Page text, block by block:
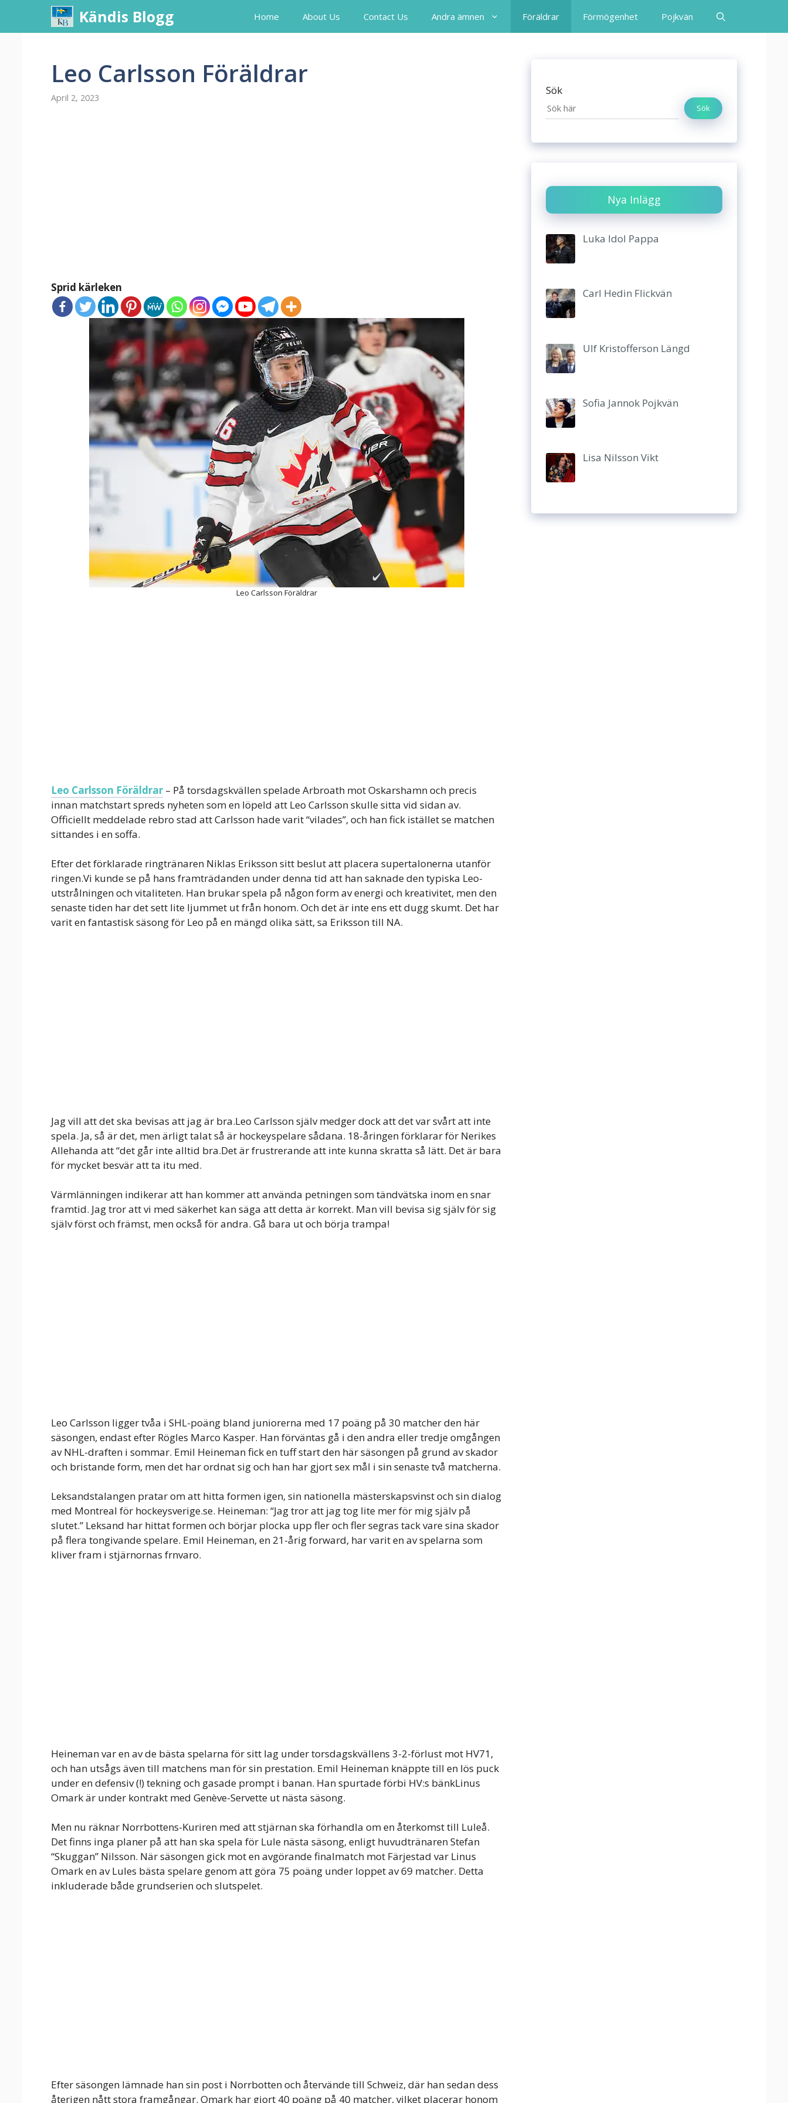
content
Kändis Blogg Home About Us Contact Us Andra ämnen Föräldrar Förmögenhet Pojkvän
Leo Carlsson Föräldrar
April 2, 2023
Sprid kärleken
Leo Carlsson Föräldrar
Leo Carlsson Föräldrar – På torsdagskvällen spelade Arbroath mot Oskarshamn och precis
innan matchstart spreds nyheten som en löpeld att Leo Carlsson skulle sitta vid sidan av.
Officiellt meddelade rebro stad att Carlsson hade varit “vilades”, och han fick istället se matchen
sittandes i en soffa.
Efter det förklarade ringtränaren Niklas Eriksson sitt beslut att placera supertalonerna utanför
ringen.Vi kunde se på hans framträdanden under denna tid att han saknade den typiska Leo-
utstrålningen och vitaliteten. Han brukar spela på någon form av energi och kreativitet, men den
senaste tiden har det sett lite ljummet ut från honom. Och det är inte ens ett dugg skumt. Det har
varit en fantastisk säsong för Leo på en mängd olika sätt, sa Eriksson till NA.
Jag vill att det ska bevisas att jag är bra.Leo Carlsson själv medger dock att det var svårt att inte
spela. Ja, så är det, men ärligt talat så är hockeyspelare sådana. 18-åringen förklarar för Nerikes
Allehanda att “det går inte alltid bra.Det är frustrerande att inte kunna skratta så lätt. Det är bara
för mycket besvär att ta itu med.
Värmlänningen indikerar att han kommer att använda petningen som tändvätska inom en snar
framtid. Jag tror att vi med säkerhet kan säga att detta är korrekt. Man vill bevisa sig själv för sig
själv först och främst, men också för andra. Gå bara ut och börja trampa!
Leo Carlsson ligger tvåa i SHL-poäng bland juniorerna med 17 poäng på 30 matcher den här
säsongen, endast efter Rögles Marco Kasper. Han förväntas gå i den andra eller tredje omgången
av NHL-draften i sommar. Emil Heineman fick en tuff start den här säsongen på grund av skador
och bristande form, men det har ordnat sig och han har gjort sex mål i sin senaste två matcherna.
Leksandstalangen pratar om att hitta formen igen, sin nationella mästerskapsvinst och sin dialog
med Montreal för hockeysverige.se. Heineman: “Jag tror att jag tog lite mer för mig själv på
slutet.” Leksand har hittat formen och börjar plocka upp fler och fler segras tack vare sina skador
på flera tongivande spelare. Emil Heineman, en 21-årig forward, har varit en av spelarna som
kliver fram i stjärnornas frnvaro.
Heineman var en av de bästa spelarna för sitt lag under torsdagskvällens 3-2-förlust mot HV71,
och han utsågs även till matchens man för sin prestation. Emil Heineman knäppte till en lös puck
under en defensiv (!) tekning och gasade prompt i banan. Han spurtade förbi HV:s bänkLinus
Omark är under kontrakt med Genève-Servette ut nästa säsong.
Men nu räknar Norrbottens-Kuriren med att stjärnan ska förhandla om en återkomst till Luleå.
Det finns inga planer på att han ska spela för Lule nästa säsong, enligt huvudtränaren Stefan
“Skuggan” Nilsson. När säsongen gick mot en avgörande finalmatch mot Färjestad var Linus
Omark en av Lules bästa spelare genom att göra 75 poäng under loppet av 69 matcher. Detta
inkluderade både grundserien och slutspelet.
Efter säsongen lämnade han sin post i Norrbotten och återvände till Schweiz, där han sedan dess
återigen nått stora framgångar. Omark har gjort 40 poäng på 40 matcher, vilket placerar honom
Sök
Sök
Nya Inlägg
Luka Idol Pappa
Carl Hedin Flickvän
Ulf Kristofferson Längd
Sofia Jannok Pojkvän
Lisa Nilsson Vikt